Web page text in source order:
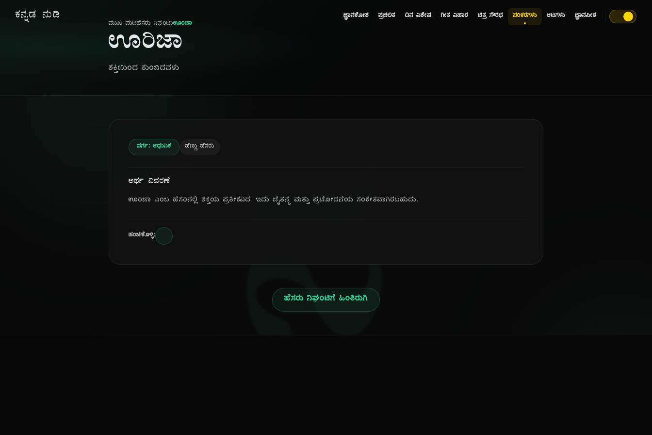
ಕನ್ನಡ ನುಡಿ ಜ್ಞಾನಕೋಶ ಪ್ರಚಲಿತ ದಿನ ವಿಶೇಷ ಗೀತ ವಿಹಾರ ಚಿತ್ರ ಸೌರಭ ಪರಿಕರಗಳು ಆಟಗಳು ಜ್ಞಾನಪೀಠ
ನ
ಮುಖ ಪುಟಹೆಸರು ನಿಘಂಟುಊರಿಜಾ
ಊರಿಜಾ
ಶಕ್ತಿಯಿಂದ ತುಂಬಿದವಳು
ವರ್ಗ: ಆಧುನಿಕ ಹೆಣ್ಣು ಹೆಸರು
ಅರ್ಥ ವಿವರಣೆ
ಊರಿಜಾ ಎಂಬ ಹೆಸರಿನಲ್ಲಿ ಶಕ್ತಿಯ ಪ್ರತೀಕವಿದೆ. ಇದು ಚೈತನ್ಯ ಮತ್ತು ಪ್ರಚೋದನೆಯ ಸಂಕೇತವಾಗಿರಬಹುದು.
ಹಂಚಿಕೊಳ್ಳಿ:
ಹೆಸರು ನಿಘಂಟಿಗೆ ಹಿಂತಿರುಗಿ